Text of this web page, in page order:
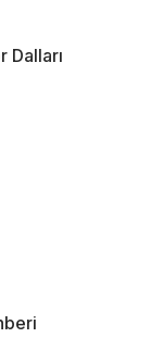
Dalları